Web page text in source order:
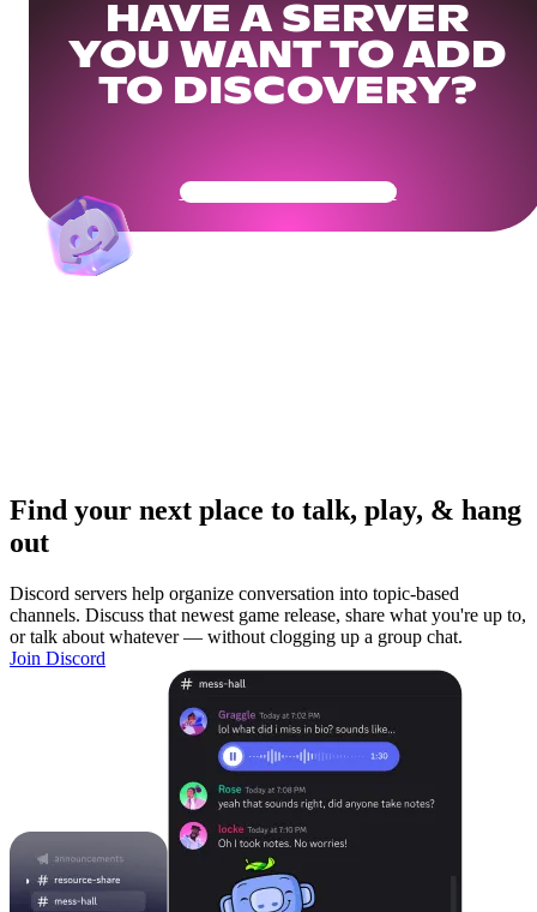
HAVE A SERVER
YOU WANT TO ADD
TO DISCOVERY?
Get Your Community Ready
Find your next place to talk, play, & hang
out
Discord servers help organize conversation into topic-based
channels. Discuss that newest game release, share what you're up to,
or talk about whatever — without clogging up a group chat.
Join Discord